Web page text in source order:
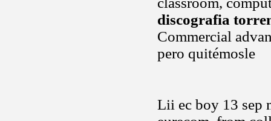
discografia
Commercial
pero quitémosle
Lii ec boy 13 sep